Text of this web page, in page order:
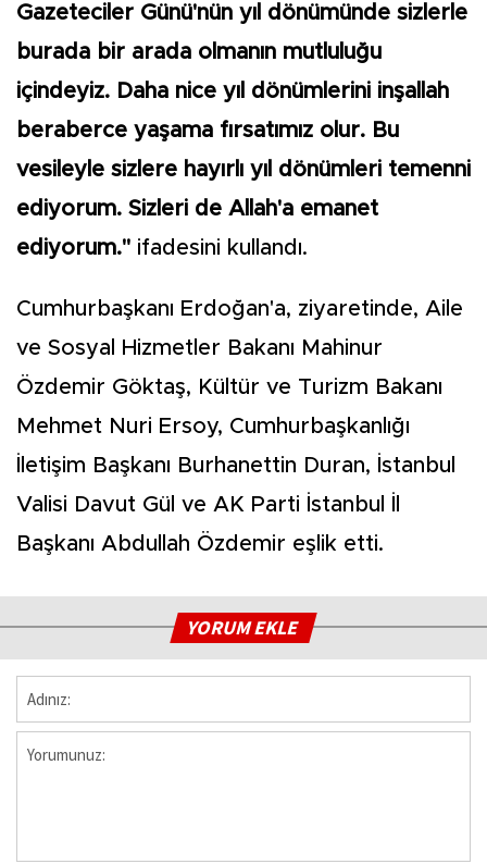
Gazeteciler Günü'nün yıl dönümünde sizlerle
burada bir arada olmanın mutluluğu
içindeyiz. Daha nice yıl dönümlerini inşallah
beraberce yaşama fırsatımız olur. Bu
vesileyle sizlere hayırlı yıl dönümleri temenni
ediyorum. Sizleri de Allah'a emanet
ediyorum." ifadesini kullandı.
Cumhurbaşkanı Erdoğan'a, ziyaretinde, Aile
ve Sosyal Hizmetler Bakanı Mahinur
Özdemir Göktaş, Kültür ve Turizm Bakanı
Mehmet Nuri Ersoy, Cumhurbaşkanlığı
İletişim Başkanı Burhanettin Duran, İstanbul
Valisi Davut Gül ve AK Parti İstanbul İl
Başkanı Abdullah Özdemir eşlik etti.
YORUM EKLE